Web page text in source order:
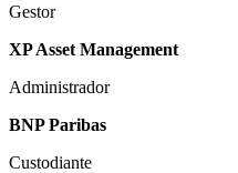
Gestor
XP Asset Management
Administrador
BNP Paribas
Custodiante